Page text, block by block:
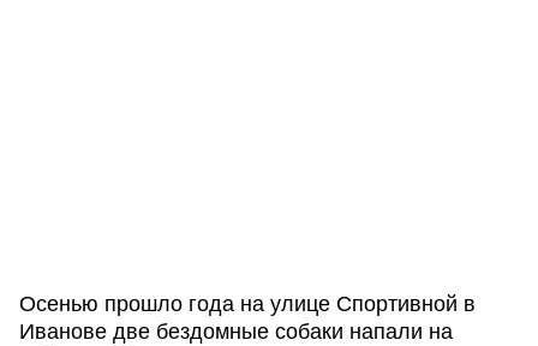
Осенью прошло года на улице Спортивной в
Иванове две бездомные собаки напали на